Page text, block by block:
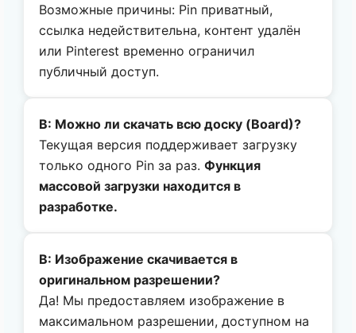
Возможные причины: Pin приватный,
ссылка недействительна, контент удалён
или Pinterest временно ограничил
публичный доступ.
В: Можно ли скачать всю доску (Board)?
Текущая версия поддерживает загрузку
только одного Pin за раз.Функция
массовой загрузки находится в
разработке.
В: Изображение скачивается в
оригинальном разрешении?
Да! Мы предоставляем изображение в
максимальном разрешении, доступном на